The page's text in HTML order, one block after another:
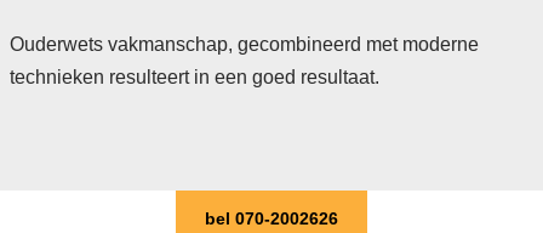
Ouderwets vakmanschap, gecombineerd met moderne
technieken resulteert in een goed resultaat.
bel 070-2002626